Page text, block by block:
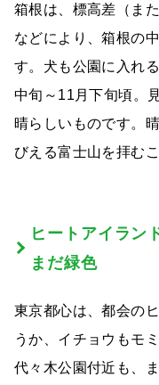
箱根は、標高差（ま
などにより、箱根の
す。犬も公園に入れ
中旬～11月下旬頃。
晴らしいものです。
びえる富士山を拝む
ヒートアイラン
まだ緑色
東京都心は、都会の
うか、イチョウもモ
代々木公園付近も、